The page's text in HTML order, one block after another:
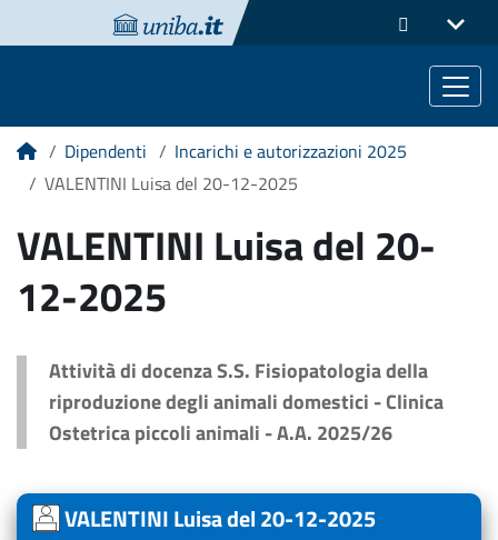
HomeDipendenti
Incarichi e autorizzazioni 2025
VALENTINI Luisa del 20-12-2025
VALENTINI Luisa del 20-
12-2025
Attività di docenza S.S. Fisiopatologia della
riproduzione degli animali domestici - Clinica
Ostetrica piccoli animali - A.A. 2025/26
VALENTINI Luisa del 20-12-2025